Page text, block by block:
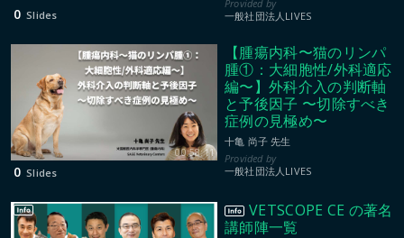
一般社団法人LIVES
0 Slides
00:58:11
【腫瘍内科〜猫のリンパ
腫①：大細胞性/外科適応
編〜】外科介入の判断軸
と予後因子 〜切除すべき
症例の見極め〜
十亀 尚子 先生
一般社団法人LIVES
0 Slides
VETSCOPE CE の著名
講師陣一覧